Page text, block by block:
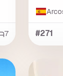
7 #271